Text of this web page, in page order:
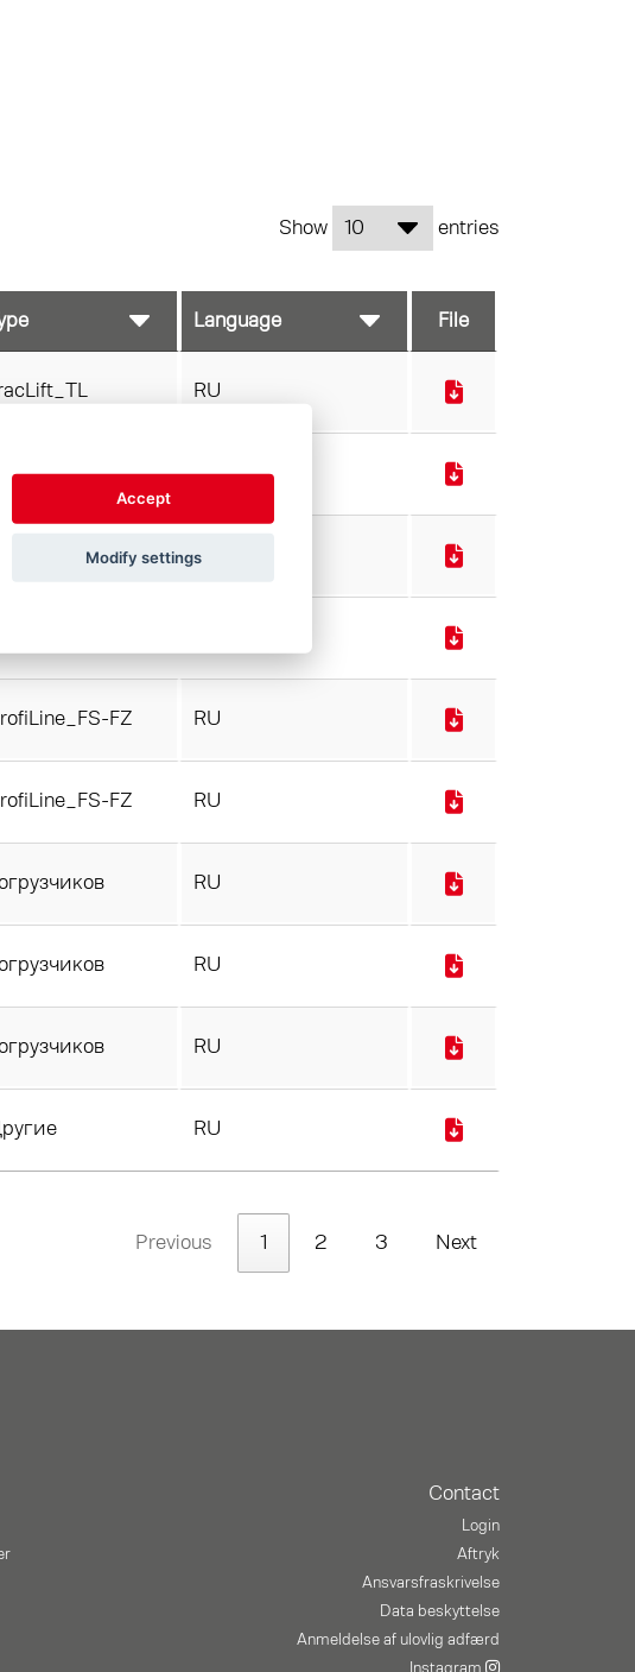
Show entries
File
RU
RU
RU
FZ RU
FZ RU
RU
RU
RU
RU
Previous 1 2 3 Next
Contact
Login
Aftryk
Ansvarsfraskrivelse
Data beskyttelse
Anmeldelse af ulovlig adfærd
Instagram
Accept
Modify settings